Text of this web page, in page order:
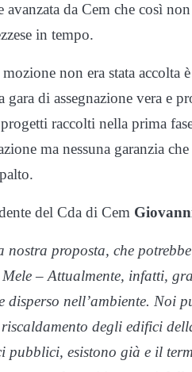
avanzata da Cem che così
in tempo.
non era stata accolta
gara di assegnazione vera e
raccolti nella prima
ma nessuna garanzia
del Cda di Cem
proposta, che
– Attualmente, infatti,
nell’ambiente. Noi
degli edifici
pubblici, esistono già e il